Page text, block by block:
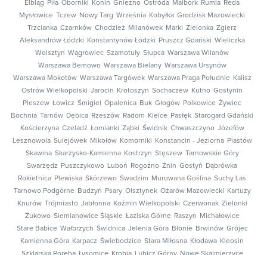
Elbląg
Piła Oborniki Konin Gniezno Ostróda Malbork Rumia Reda
Mysłowice Tczew Nowy Targ Września Kobyłka Grodzisk Mazowiecki
Trzcianka Czarnków Chodzież Milanówek Marki Zielonka Zgierz
Aleksandrów Łódzki
Konstantynów Łódzki Pruszcz Gdański Wieliczka
Wolsztyn Wągrowiec Szamotuły Słupca Warszawa Wilanów
Warszawa Bemowo Warszawa Bielany Warszawa Ursynów
Warszawa Mokotów Warszawa Targówek Warszawa Praga Południe
Kalisz
Ostrów Wielkopolski Jarocin Krotoszyn Sochaczew Kutno Gostynin
Pleszew Łowicz Śmigiel Opalenica Buk Głogów Polkowice Żywiec
Bochnia Tarnów Dębica Rzeszów Radom Kielce Pasłęk Starogard Gdański
Kościerzyna Czeladź Łomianki Ząbki Świdnik Chwaszczyno Józefów
Lesznowola Sulejówek Mikołów Komorniki Konstancin - Jeziorna
Piastów
Skawina Skarżysko-Kamienna Kostrzyn Stęszew Tarnowskie Góry
Swarzędz
Puszczykowo Luboń Rogoźno Żnin Gostyń
Dąbrówka
Rokietnica Plewiska Skórzewo Swadzim Murowana Goślina Suchy Las
Tarnowo Podgórne
Budzyń Psary Olsztynek Ożarów Mazowiecki
Kartuzy
Knurów Trójmiasto Jabłonna Koźmin Wielkopolski Czerwonak Zielonki
Żukowo Siemianowice Śląskie Łaziska Górne Raszyn
Michałowice
Stare Babice Wałbrzych Świdnica Jelenia Góra Błonie Brwinów Grójec
Kamienna Góra Karpacz Świebodzice Stara Miłosna Kłodawa Kleosin